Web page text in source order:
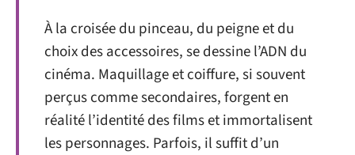
À la croisée du pinceau, du peigne et du
choix des accessoires, se dessine l’ADN du
cinéma. Maquillage et coiffure, si souvent
perçus comme secondaires, forgent en
réalité l’identité des films et immortalisent
les personnages. Parfois, il suffit d’un